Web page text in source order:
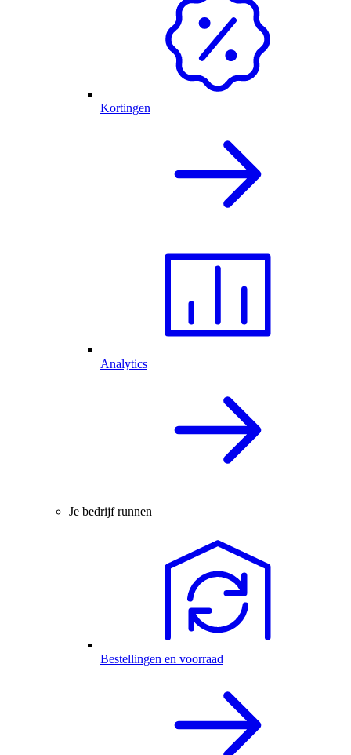
Kortingen
Analytics
Je bedrijf runnen
Bestellingen en voorraad